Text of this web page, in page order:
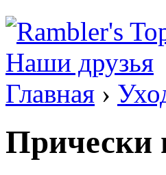
Наши друзья
Главная ›
Прически